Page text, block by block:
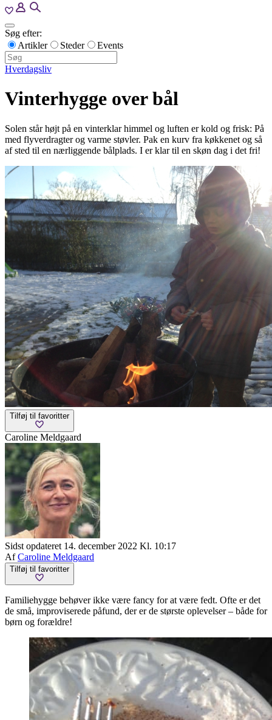
Søg efter:
Artikler
Steder Events
Hverdagsliv
Vinterhygge over bål
Solen står højt på en vinterklar himmel og luften er kold og frisk: På
med flyverdragter og varme støvler. Pak en kurv fra køkkenet og så
af sted til en nærliggende bålplads. I er klar til en skøn dag i det fri!
Tilføj til favoritter
Caroline Meldgaard
Sidst opdateret 14. december 2022 Kl. 10:17
AfCaroline Meldgaard
Tilføj til favoritter
Familiehygge behøver ikke være fancy for at være fedt. Ofte er det
de små, improviserede påfund, der er de største oplevelser – både for
børn og forældre!